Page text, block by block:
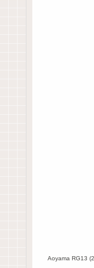
Aoyama RG13